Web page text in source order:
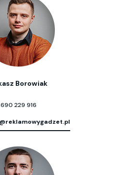
Borowiak
690 229 916